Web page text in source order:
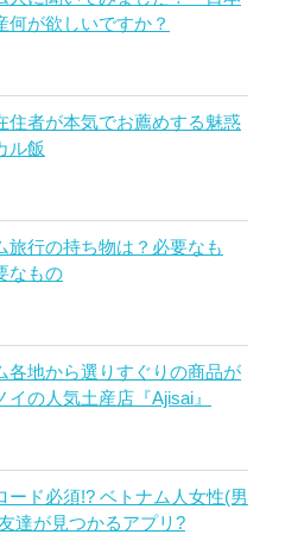
何が欲しいですか？
住者が本気でお薦めする魅惑
ル飯
旅行の持ち物は？必要なも
なもの
各地から選りすぐりの商品が
イの人気土産店『Ajisai』
ード必須!? ベトナム人女性(男
達が見つかるアプリ?